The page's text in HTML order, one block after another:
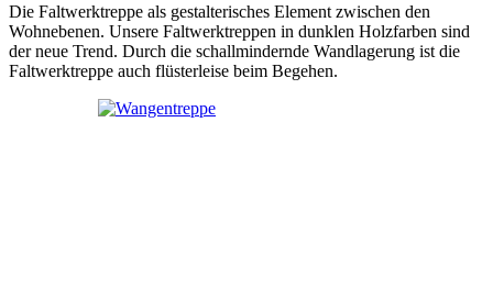
Die Faltwerktreppe als gestalterisches Element zwischen den
Wohnebenen. Unsere Faltwerktreppen in dunklen Holzfarben sind
der neue Trend. Durch die schallmindernde Wandlagerung ist die
Faltwerktreppe auch flüsterleise beim Begehen.